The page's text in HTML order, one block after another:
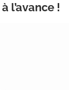
l’avance !